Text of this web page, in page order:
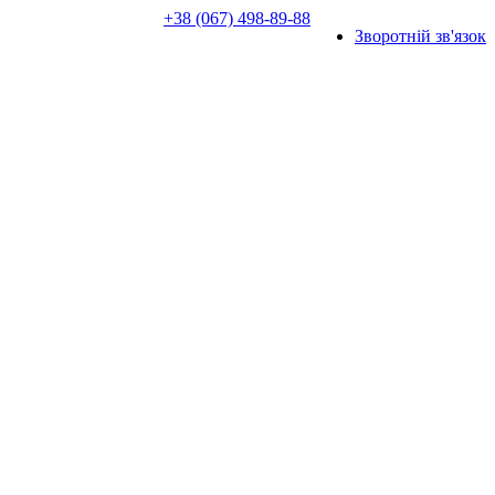
+38 (067) 498-89-88
Зворотній зв'язок